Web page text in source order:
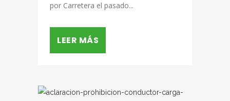
por Carretera el pasado...
LEER MÁS